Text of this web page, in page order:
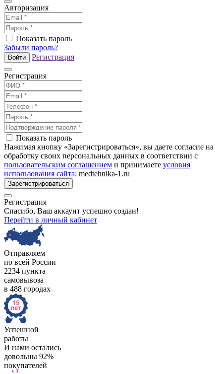
Авторизация
Показать пароль
Забыли пароль?
Войти Регистрация
Регистрация
Показать пароль
Нажимая кнопку «Зарегистрироваться», вы даете согласие на
обработку своих персональных данных в соответствии с
пользовательским соглашением и принимаете условия
использования сайта: medtehnika-1.ru
Зарегистрироваться
Регистрация
Спасибо, Ваш аккаунт успешно создан!
Перейти в личный кабинет
Отправляем
по всей России
2234 пункта
самовывоза
в 488 городах
Успешной
работы
И нами остались
довольны 92%
покупателей